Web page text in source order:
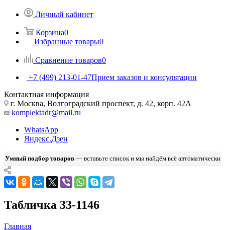
Личный кабинет
Корзина0
Избранные товары0
Сравнение товаров0
+7 (499) 213-01-47Прием заказов и консультации
Контактная информация
г. Москва, Волгоградский проспект, д. 42, корп. 42А
komplektadr@mail.ru
WhatsApp
Яндекс.Дзен
Умный подбор товаров— вставьте список и мы найдём всё автоматически
Табличка 33-1146
Главная